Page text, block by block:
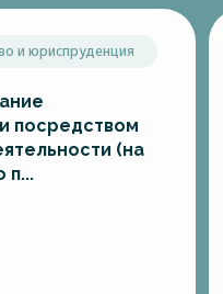
и юриспруденция
посредством
(на
п...